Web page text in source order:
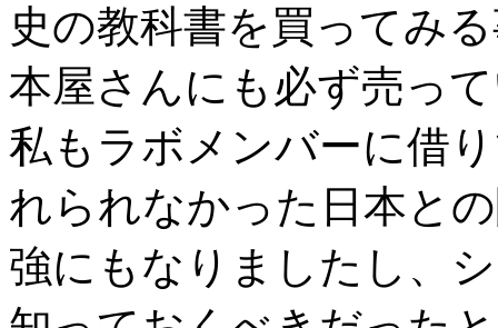
史の教科書を買ってみ
本屋さんにも必ず売っ
私もラボメンバーに借
れられなかった日本と
強にもなりましたし、